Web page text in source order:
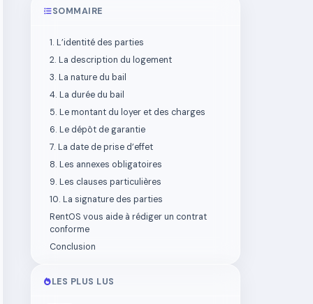
SOMMAIRE
1. L’identité des parties
2. La description du logement
3. La nature du bail
4. La durée du bail
5. Le montant du loyer et des charges
6. Le dépôt de garantie
7. La date de prise d’effet
8. Les annexes obligatoires
9. Les clauses particulières
10. La signature des parties
RentOS vous aide à rédiger un contrat
conforme
Conclusion
LES PLUS LUS